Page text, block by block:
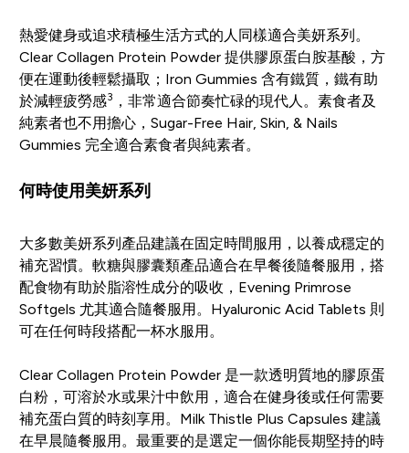
熱愛健身或追求積極生活方式的人同樣適合美妍系列。
Clear Collagen Protein Powder 提供膠原蛋白胺基酸，方
便在運動後輕鬆攝取；Iron Gummies 含有鐵質，鐵有助
於減輕疲勞感3 ，非常適合節奏忙碌的現代人。素食者及
純素者也不用擔心，Sugar-Free Hair, Skin, & Nails
Gummies 完全適合素食者與純素者。
何時使用美妍系列
大多數美妍系列產品建議在固定時間服用，以養成穩定的
補充習慣。軟糖與膠囊類產品適合在早餐後隨餐服用，搭
配食物有助於脂溶性成分的吸收，Evening Primrose
Softgels 尤其適合隨餐服用。Hyaluronic Acid Tablets 則
可在任何時段搭配一杯水服用。
Clear Collagen Protein Powder 是一款透明質地的膠原蛋
白粉，可溶於水或果汁中飲用，適合在健身後或任何需要
補充蛋白質的時刻享用。Milk Thistle Plus Capsules 建議
在早晨隨餐服用。最重要的是選定一個你能長期堅持的時